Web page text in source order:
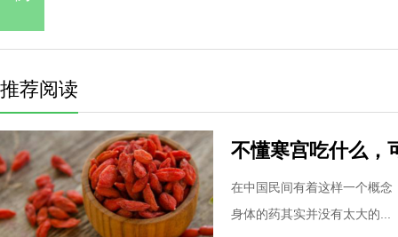
推荐阅读
不懂寒宫吃什么，
在中国民间有着这样一个概
身体的药其实并没有太大的...